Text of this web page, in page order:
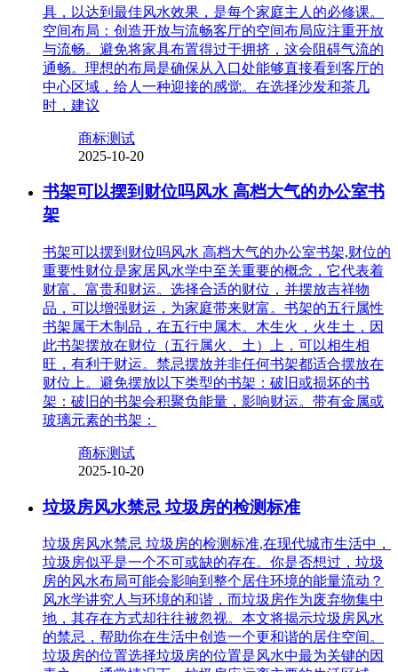
具，以达到最佳风水效果，是每个家庭主人的必修课。
空间布局：创造开放与流畅客厅的空间布局应注重开放
与流畅。避免将家具布置得过于拥挤，这会阻碍气流的
通畅。理想的布局是确保从入口处能够直接看到客厅的
中心区域，给人一种迎接的感觉。在选择沙发和茶几
时，建议
商标测试
2025-10-20
书架可以摆到财位吗风水 高档大气的办公室书
架
书架可以摆到财位吗风水 高档大气的办公室书架,财位的
重要性财位是家居风水学中至关重要的概念，它代表着
财富、富贵和财运。选择合适的财位，并摆放吉祥物
品，可以增强财运，为家庭带来财富。书架的五行属性
书架属于木制品，在五行中属木。木生火，火生土，因
此书架摆放在财位（五行属火、土）上，可以相生相
旺，有利于财运。禁忌摆放并非任何书架都适合摆放在
财位上。避免摆放以下类型的书架：破旧或损坏的书
架：破旧的书架会积聚负能量，影响财运。带有金属或
玻璃元素的书架：
商标测试
2025-10-20
垃圾房风水禁忌 垃圾房的检测标准
垃圾房风水禁忌 垃圾房的检测标准,在现代城市生活中，
垃圾房似乎是一个不可或缺的存在。你是否想过，垃圾
房的风水布局可能会影响到整个居住环境的能量流动？
风水学讲究人与环境的和谐，而垃圾房作为废弃物集中
地，其存在方式却往往被忽视。本文将揭示垃圾房风水
的禁忌，帮助你在生活中创造一个更和谐的居住空间。
垃圾房的位置选择垃圾房的位置是风水中最为关键的因